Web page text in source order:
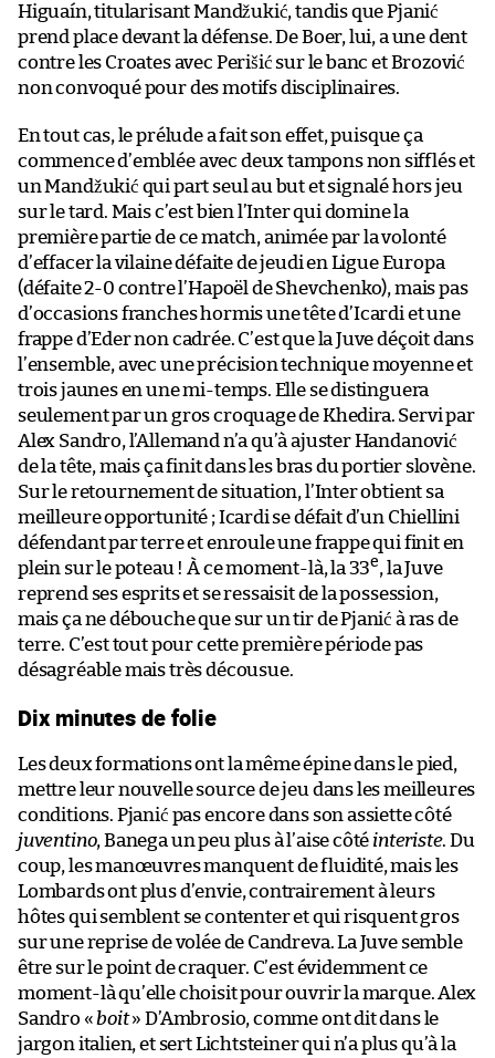
Higuaín, titularisant Mandžukić, tandis que Pjanić
prend place devant la défense. De Boer, lui, a une dent
contre les Croates avec Perišić sur le banc et Brozović
non convoqué pour des motifs disciplinaires.
En tout cas, le prélude a fait son effet, puisque ça
commence d’emblée avec deux tampons non sifflés et
un Mandžukić qui part seul au but et signalé hors jeu
sur le tard. Mais c’est bien l’Inter qui domine la
première partie de ce match, animée par la volonté
d’effacer la vilaine défaite de jeudi en Ligue Europa
(défaite 2-0 contre l’Hapoël de Shevchenko), mais pas
d’occasions franches hormis une tête d’Icardi et une
frappe d’Eder non cadrée. C’est que la Juve déçoit dans
l’ensemble, avec une précision technique moyenne et
trois jaunes en une mi-temps. Elle se distinguera
seulement par un gros croquage de Khedira. Servi par
Alex Sandro, l’Allemand n’a qu’à ajuster Handanović
de la tête, mais ça finit dans les bras du portier slovène.
Sur le retournement de situation, l’Inter obtient sa
meilleure opportunité ; Icardi se défait d’un Chiellini
défendant par terre et enroule une frappe qui finit en
plein sur le poteau ! À ce moment-là, la 33e, la Juve
reprend ses esprits et se ressaisit de la possession,
mais ça ne débouche que sur un tir de Pjanić à ras de
terre. C’est tout pour cette première période pas
désagréable mais très décousue.
Dix minutes de folie
Les deux formations ont la même épine dans le pied,
mettre leur nouvelle source de jeu dans les meilleures
conditions. Pjanić pas encore dans son assiette côté
juventino, Banega un peu plus à l’aise côté interiste. Du
coup, les manœuvres manquent de fluidité, mais les
Lombards ont plus d’envie, contrairement à leurs
hôtes qui semblent se contenter et qui risquent gros
sur une reprise de volée de Candreva. La Juve semble
être sur le point de craquer. C’est évidemment ce
moment-là qu’elle choisit pour ouvrir la marque. Alex
Sandro « boit» D’Ambrosio, comme ont dit dans le
jargon italien, et sert Lichtsteiner qui n’a plus qu’à la